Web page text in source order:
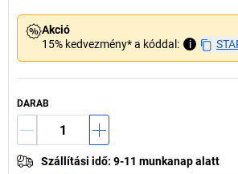
Akció
15% kedvezmény* a kóddal:
i
DARAB
Szállítási idő: 9-11 munkanap alatt